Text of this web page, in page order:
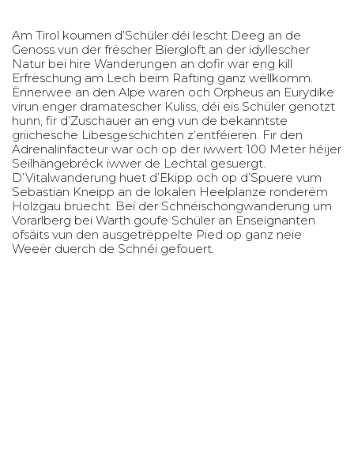
Am Tirol koumen d’Schüler déi lescht Deeg an de
Genoss vun der frëscher Biergloft an der idyllescher
Natur bei hire Wanderungen an dofir war eng kill
Erfrëschung am Lech beim Rafting ganz wëllkomm.
Ënnerwee an den Alpe waren och Orpheus an Eurydike
virun enger dramatescher Kuliss, déi eis Schüler genotzt
hunn, fir d’Zuschauer an eng vun de bekanntste
griichesche Libesgeschichten z’entféieren. Fir den
Adrenalinfacteur war och op der iwwert 100 Meter héijer
Seilhängebréck iwwer de Lechtal gesuergt.
D’Vitalwanderung huet d’Ekipp och op d’Spuere vum
Sebastian Kneipp an de lokalen Heelplanze ronderëm
Holzgau bruecht. Bei der Schnéischongwanderung um
Vorarlberg bei Warth goufe Schüler an Enseignanten
ofsäits vun den ausgetrëppelte Pied op ganz neie
Weeër duerch de Schnéi gefouert.